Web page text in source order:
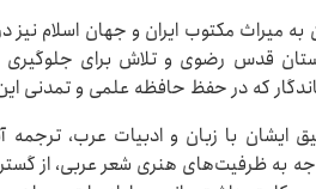
به میراث مکتوب ایران و جهان اسلام
قدس رضوی و تلاش برای جلوگیری
که در حفظ حافظه علمی و تمدنی
ایشان با زبان و ادبیات عرب،
به ظرفیت‌های هنری شعر عربی، از